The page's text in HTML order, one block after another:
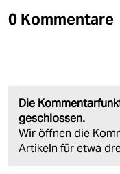
0 Kommentare
Die
geschlossen.
Wir öffnen die
Artikeln für etwa